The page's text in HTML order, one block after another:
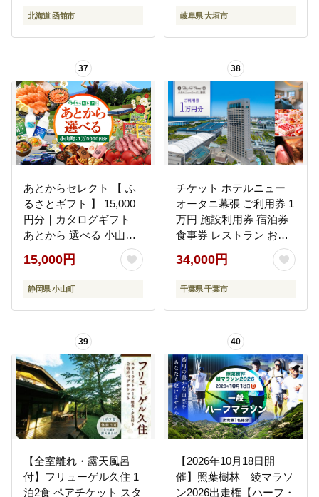
北海道 函館市
ーフマラソン出走権 大
する保険料を含む）
岐阜県 大垣市
37
あとからセレクト 【 ふ
るさとギフト 】 15,000
円分｜カタログギフト
あとから 選べる 小山町
15,000円
静岡県 小山町
38
チケット ホテルニュー
オータニ幕張 ご利用券 1
万円 施設利用券 宿泊券
食事券 レストラン お食
事券 千葉市
34,000円
千葉県 千葉市
39
【全室離れ・露天風呂
付】フリューゲル久住 1
泊2食 ペアチケット スタ
40
【2026年10月18日開
催】照葉樹林 綾マラソ
ン2026出走権【ハーフ・